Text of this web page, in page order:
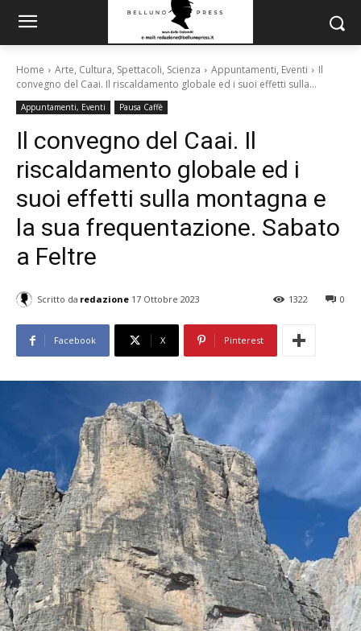
Home Arte, Cultura, Spettacoli, Scienza Appuntamenti, Eventi
Il
convegno del Caai. Il riscaldamento globale ed i suoi effetti sulla...
Appuntamenti, Eventi Pausa Caffè
Il convegno del Caai. Il
riscaldamento globale ed i
suoi effetti sulla montagna e
la sua frequentazione. Sabato
a Feltre
Scritto da redazione 17 Ottobre 2023 0
1322
Facebook X Pinterest